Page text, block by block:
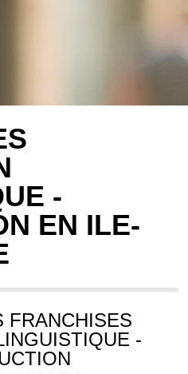
-
EN ILE-
FRANCHISES
-